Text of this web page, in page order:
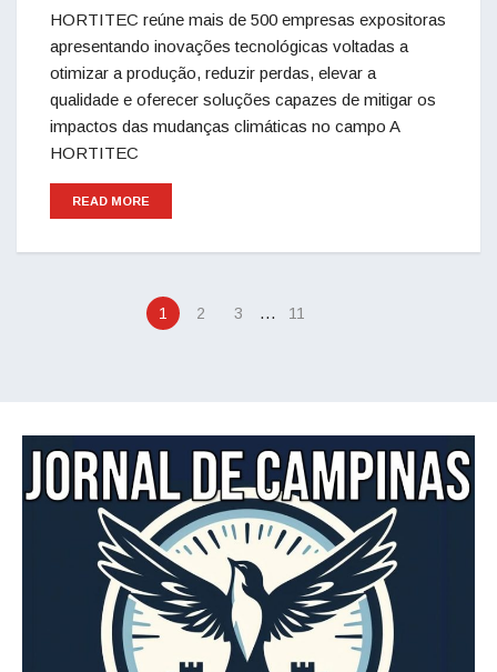
HORTITEC reúne mais de 500 empresas expositoras
apresentando inovações tecnológicas voltadas a
otimizar a produção, reduzir perdas, elevar a
qualidade e oferecer soluções capazes de mitigar os
impactos das mudanças climáticas no campo A
HORTITEC
READ MORE
1 2 3 … 11